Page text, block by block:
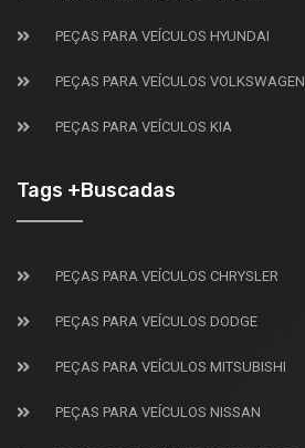
PEÇAS PARA VEÍCULOS HYUNDAI
PEÇAS PARA VEÍCULOS VOLKSWAGEN
PEÇAS PARA VEÍCULOS KIA
Tags +Buscadas
PEÇAS PARA VEÍCULOS CHRYSLER
PEÇAS PARA VEÍCULOS DODGE
PEÇAS PARA VEÍCULOS MITSUBISHI
PEÇAS PARA VEÍCULOS NISSAN